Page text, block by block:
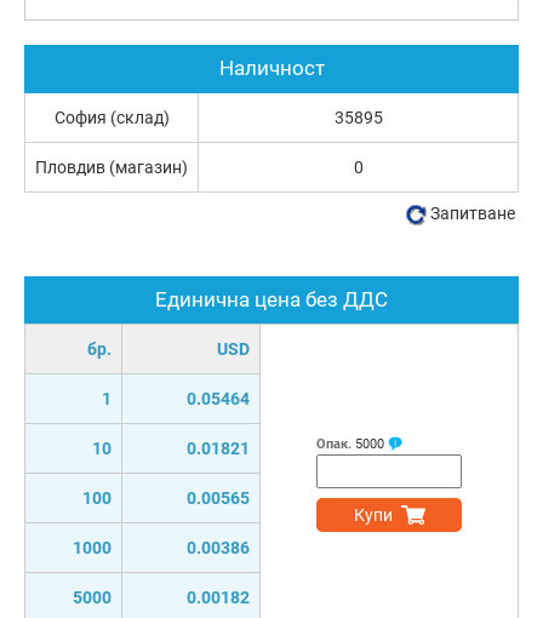
Единична цена без ДДС
бр. USD
1 0.05464
10 0.01821
100 0.00565
1000 0.00386
5000 0.00182
Опак. 5000
Купи
Наличност
София (склад) 35895
Пловдив (магазин) 0
Запитване